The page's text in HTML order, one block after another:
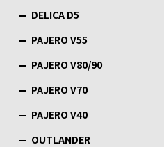
DELICA D5
PAJERO V55
PAJERO V80/90
PAJERO V70
PAJERO V40
OUTLANDER